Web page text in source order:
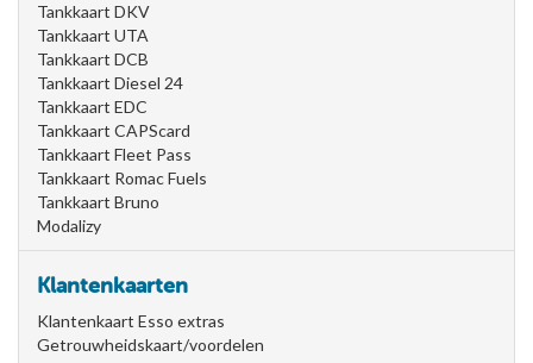
Tankkaart DKV
Tankkaart UTA
Tankkaart DCB
Tankkaart Diesel 24
Tankkaart EDC
Tankkaart CAPScard
Tankkaart Fleet Pass
Tankkaart Romac Fuels
Tankkaart Bruno
Modalizy
Klantenkaarten
Klantenkaart Esso extras
Getrouwheidskaart/voordelen